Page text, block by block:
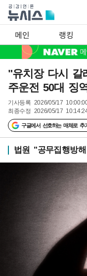
메인 랭킹
"유치장 다시 갈
주운전 50대 징
기사등록 2026/05/17
최종수정 2026/05/17
구글에서 선호하는 매체로 추
법원 "공무집행방